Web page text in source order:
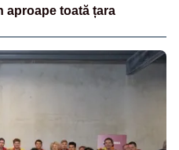
aproape toată țara